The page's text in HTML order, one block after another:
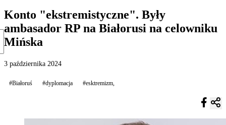
Konto "ekstremistyczne". Były
ambasador RP na Białorusi na celowniku
Mińska
3 października 2024
#Białoruś #dyplomacja #esktremizm,